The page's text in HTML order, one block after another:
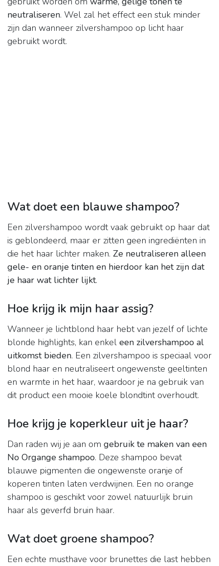
neutraliseren. Wel zal het effect een stuk minder
zijn dan wanneer zilvershampoo op licht haar
gebruikt wordt.
Wat doet een blauwe shampoo?
Een zilvershampoo wordt vaak gebruikt op haar dat
is geblondeerd, maar er zitten geen ingrediënten in
die het haar lichter maken. Ze neutraliseren alleen
gele- en oranje tinten en hierdoor kan het zijn dat
je haar wat lichter lijkt.
Hoe krijg ik mijn haar assig?
Wanneer je lichtblond haar hebt van jezelf of lichte
blonde highlights, kan enkel een zilvershampoo al
uitkomst bieden. Een zilvershampoo is speciaal voor
blond haar en neutraliseert ongewenste geeltinten
en warmte in het haar, waardoor je na gebruik van
dit product een mooie koele blondtint overhoudt.
Hoe krijg je koperkleur uit je haar?
Dan raden wij je aan om gebruik te maken van een
No Organge shampoo. Deze shampoo bevat
blauwe pigmenten die ongewenste oranje of
koperen tinten laten verdwijnen. Een no orange
shampoo is geschikt voor zowel natuurlijk bruin
haar als geverfd bruin haar.
Wat doet groene shampoo?
Een echte musthave voor brunettes die last hebben